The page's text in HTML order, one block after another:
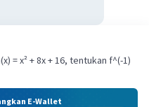
= x² + 8x + 16, tentukan f^(-1)
E-Wallet